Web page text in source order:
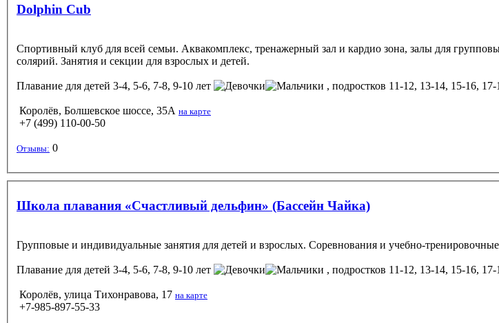
Dolphin Cub
Спортивный клуб для всей семьи. Аквакомплекс, тренажерный зал и кардио зона, залы для
солярий. Занятия и секции для взрослых и детей.
Плавание для детей 3-4, 5-6, 7-8, 9-10 лет , подростков 11-12, 13-14, 15-16, 17-
Королёв, Болшевское шоссе, 35А на карте
+7 (499) 110-00-50
Отзывы: 0
Школа плавания «Счастливый дельфин» (Бассейн Чайка)
Групповые и индивидуальные занятия для детей и взрослых. Соревнования и учебно-
Плавание для детей 3-4, 5-6, 7-8, 9-10 лет , подростков 11-12, 13-14, 15-16, 17-
Королёв, улица Тихонравова, 17 на карте
+7-985-897-55-33